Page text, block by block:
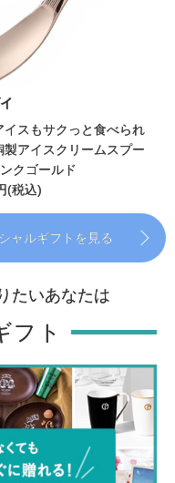
イスもサクっと食べられ
製アイスクリームスプー
クゴールド
(税込)
ャルギフトを見る
たいあなたは
フト